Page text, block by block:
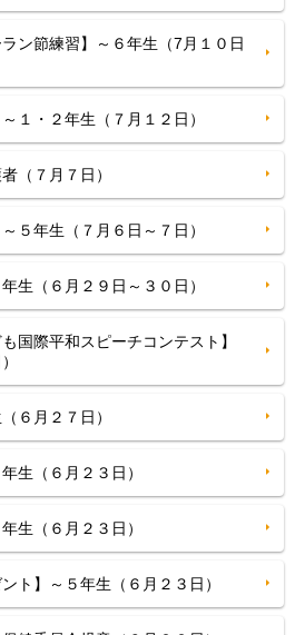
ン節練習】～６年生（7月１０日
１・２年生（７月１２日）
（７月７日）
５年生（７月６日～７日）
生（６月２９日～３０日）
国際平和スピーチコンテスト】
６月２７日）
生（６月２３日）
生（６月２３日）
ト】～５年生（６月２３日）